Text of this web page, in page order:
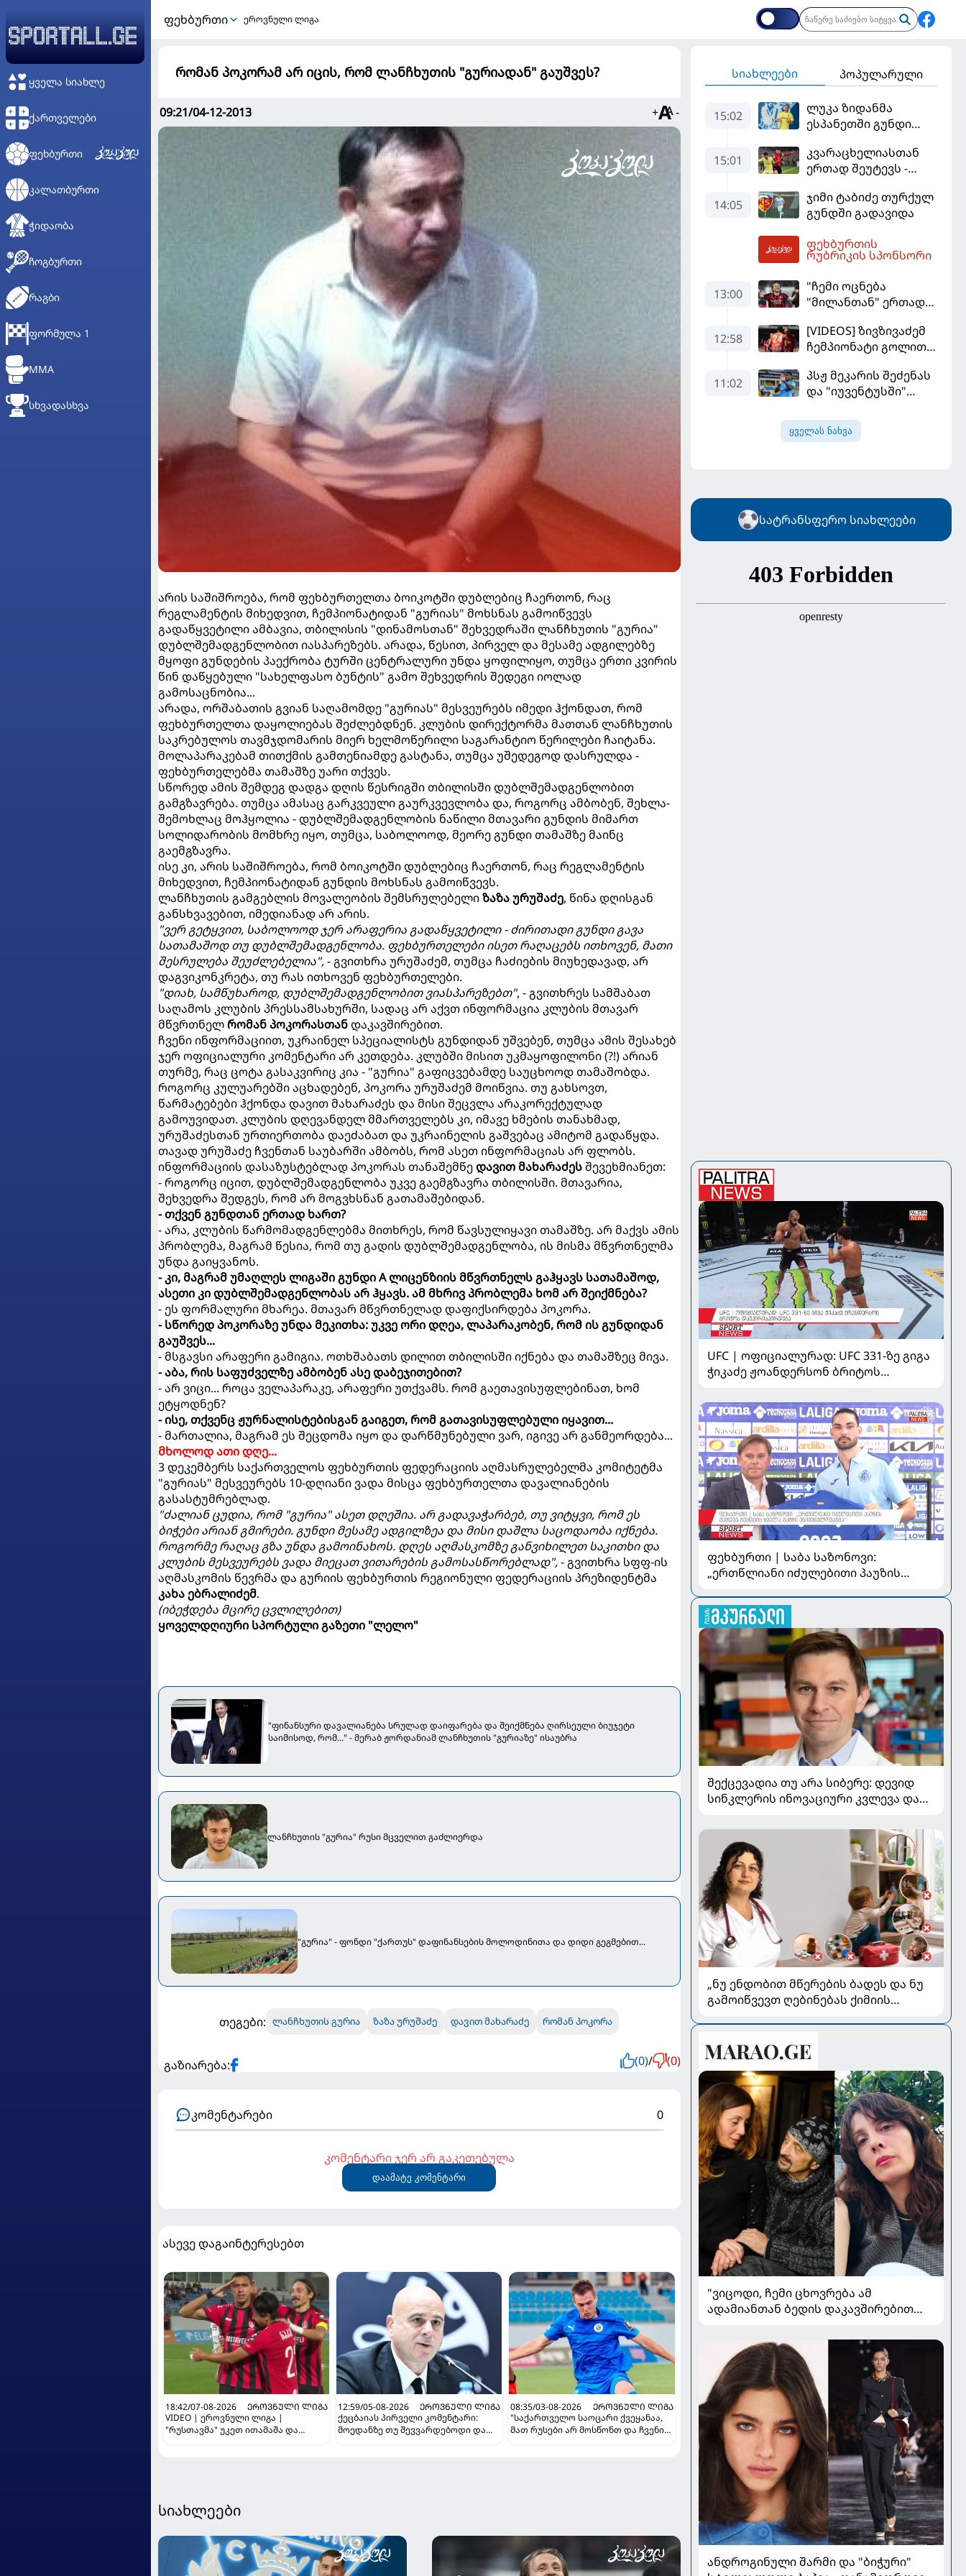
ᲧᲕᲔᲚᲐ ᲡᲘᲐᲮᲚᲔ
ᲥᲐᲠᲗᲕᲔᲚᲔᲑᲘ
ᲤᲔᲮᲑᲣᲠᲗᲘ
ᲙᲐᲚᲐᲗᲑᲣᲠᲗᲘ
ᲭᲘᲓᲐᲝᲑᲐ
ᲩᲝᲒᲑᲣᲠᲗᲘ
ᲠᲐᲒᲑᲘ
ᲤᲝᲠᲛᲣᲚᲐ 1
MMA
ᲡᲮᲕᲐᲓᲐᲡᲮᲕᲐ
ᲤᲔᲮᲑᲣᲠᲗᲘ ეროვნული ლიგა
რომან პოკორამ არ იცის, რომ ლანჩხუთის "გურიადან" გაუშვეს?
09:21/04-12-2013 + -
არის საშიშროება, რომ ფეხბურთელთა ბოიკოტში დუბლებიც ჩაერთონ, რაც
რეგლამენტის მიხედვით, ჩემპიონატიდან "გურიას" მოხსნას გამოიწვევს
გადაწყვეტილი ამბავია, თბილისის "დინამოსთან" შეხვედრაში ლანჩხუთის "გურია"
დუბლშემადგენლობით იასპარეზებს. არადა, წესით, პირველ და მესამე ადგილებზე
მყოფი გუნდების პაექრობა ტურში ცენტრალური უნდა ყოფილიყო, თუმცა ერთი კვირის
წინ დაწყებული "სახელფასო ბუნტის" გამო შეხვედრის შედეგი იოლად
გამოსაცნობია...
არადა, ორშაბათის გვიან საღამომდე "გურიას" მესვეურებს იმედი ჰქონდათ, რომ
ფეხბურთელთა დაყოლიებას შეძლებდნენ. კლუბის დირექტორმა მათთან ლანჩხუთის
საკრებულოს თავმჯდომარის მიერ ხელმოწერილი საგარანტიო წერილები ჩაიტანა.
მოლაპარაკებამ თითქმის გამთენიამდე გასტანა, თუმცა უშედეგოდ დასრულდა -
ფეხბურთელებმა თამაშზე უარი თქვეს.
სწორედ ამის შემდეგ დადგა დღის წესრიგში თბილისში დუბლშემადგენლობით
გამგზავრება. თუმცა ამასაც გარკვეული გაურკვევლობა და, როგორც ამბობენ, შეხლა-
შემოხლაც მოჰყოლია - დუბლშემადგენლობის ნაწილი მთავარი გუნდის მიმართ
სოლიდარობის მომხრე იყო, თუმცა, საბოლოოდ, მეორე გუნდი თამაშზე მაინც
გაემგზავრა.
ისე კი, არის საშიშროება, რომ ბოიკოტში დუბლებიც ჩაერთონ, რაც რეგლამენტის
მიხედვით, ჩემპიონატიდან გუნდის მოხსნას გამოიწვევს.
ლანჩხუთის გამგებლის მოვალეობის შემსრულებელიზაზა ურუშაძე, წინა დღისგან
განსხვავებით, იმედიანად არ არის.
"ვერ გეტყვით, საბოლოოდ ჯერ არაფერია გადაწყვეტილი - ძირითადი გუნდი გავა
სათამაშოდ თუ დუბლშემადგენლობა. ფეხბურთელები ისეთ რაღაცებს ითხოვენ, მათი
შესრულება შეუძლებელია",- გვითხრა ურუშაძემ, თუმცა ჩაძიების მიუხედავად, არ
დაგვიკონკრეტა, თუ რას ითხოვენ ფეხბურთელები.
"დიახ, სამწუხაროდ, დუბლშემადგენლობით ვიასპარეზებთ", - გვითხრეს სამშაბათ
საღამოს კლუბის პრესსამსახურში, სადაც არ აქვთ ინფორმაცია კლუბის მთავარ
მწვრთნელრომან პოკორასთანდაკავშირებით.
ჩვენი ინფორმაციით, უკრაინელ სპეციალისტს გუნდიდან უშვებენ, თუმცა ამის შესახებ
ჯერ ოფიციალური კომენტარი არ კეთდება. კლუბში მისით უკმაყოფილონი (?!) არიან
თურმე, რაც ცოტა გასაკვირიც კია - "გურია" გაფიცვებამდე საუცხოოდ თამაშობდა.
როგორც კულუარებში აცხადებენ, პოკორა ურუშაძემ მოიწვია. თუ გახსოვთ,
წარმატებები ჰქონდა დავით მახარაძეს და მისი შეცვლა არაკორექტულად
გამოუვიდათ. კლუბის დღევანდელ მმართველებს კი, იმავე ხმების თანახმად,
ურუშაძესთან ურთიერთობა დაეძაბათ და უკრაინელის გაშვებაც ამიტომ გადაწყდა.
თავად ურუშაძე ჩვენთან საუბარში ამბობს, რომ ასეთ ინფორმაციას არ ფლობს.
ინფორმაციის დასაზუსტებლად პოკორას თანაშემწედავით მახარაძესშევეხმიანეთ:
- როგორც იცით, დუბლშემადგენლობა უკვე გაემგზავრა თბილისში. მთავარია,
შეხვედრა შედგეს, რომ არ მოგვხსნან გათამაშებიდან.
- თქვენ გუნდთან ერთად ხართ?
- არა, კლუბის წარმომადგენლებმა მითხრეს, რომ წავსულიყავი თამაშზე. არ მაქვს ამის
პრობლემა, მაგრამ წესია, რომ თუ გადის დუბლშემადგენლობა, ის მისმა მწვრთნელმა
უნდა გაიყვანოს.
- კი, მაგრამ უმაღლეს ლიგაში გუნდი A ლიცენზიის მწვრთნელს გაჰყავს სათამაშოდ,
ასეთი კი დუბლშემადგენლობას არ ჰყავს. ამ მხრივ პრობლემა ხომ არ შეიქმნება?
- ეს ფორმალური მხარეა. მთავარ მწვრთნელად დაფიქსირდება პოკორა.
- სწორედ პოკორაზე უნდა მეკითხა: უკვე ორი დღეა, ლაპარაკობენ, რომ ის გუნდიდან
გაუშვეს...
- მსგავსი არაფერი გამიგია. ოთხშაბათს დილით თბილისში იქნება და თამაშზეც მივა.
- აბა, რის საფუძველზე ამბობენ ასე დაბეჯითებით?
- არ ვიცი... როცა ველაპარაკე, არაფერი უთქვამს. რომ გაეთავისუფლებინათ, ხომ
ეტყოდნენ?
- ისე, თქვენც ჟურნალისტებისგან გაიგეთ, რომ გათავისუფლებული იყავით...
- მართალია, მაგრამ ეს შეცდომა იყო და დარწმუნებული ვარ, იგივე არ განმეორდება...
მხოლოდ ათი დღე...
3 დეკემბერს საქართველოს ფეხბურთის ფედერაციის აღმასრულებელმა კომიტეტმა
"გურიას" მესვეურებს 10-დღიანი ვადა მისცა ფეხბურთელთა დავალიანების
გასასტუმრებლად.
"ძალიან ცუდია, რომ "გურია" ასეთ დღეშია. არ გადავაჭარბებ, თუ ვიტყვი, რომ ეს
ბიჭები არიან გმირები. გუნდი მესამე ადგილზეა და მისი დაშლა საცოდაობა იქნება.
როგორმე რაღაც გზა უნდა გამოინახოს. დღეს აღმასკომზე განვიხილეთ საკითხი და
კლუბის მესვეურებს ვადა მიეცათ ვითარების გამოსასწორებლად",- გვითხრა სფფ-ის
აღმასკომის წევრმა და გურიის ფეხბურთის რეგიონული ფედერაციის პრეზიდენტმა
კახა ებრალიძემ.
(იბეჭდება მცირე ცვლილებით)
ყოველდღიური სპორტული გაზეთი "ლელო"
"ფინანსური დავალიანება სრულად დაიფარება და შეიქმნება ღირსეული ბიუჯეტი
საიმისოდ, რომ..." - მერაბ ჟორდანიამ ლანჩხუთის "გურიაზე" ისაუბრა
ლანჩხუთის "გურია" რუსი მცველით გაძლიერდა
"გურია" - ფონდი "ქართუს" დაფინანსების მოლოდინითა და დიდი გეგმებით...
თეგები: ლანჩხუთის გურია ზაზა ურუშაძე დავით მახარაძე რომან პოკორა
გაზიარება: (0)/ (0)
კომენტარები 0
კომენტარი ჯერ არ გაკეთებულა
დაამატე კომენტარი
ასევე დაგაინტერესებთ
18:42/07-08-2026
ᲔᲠᲝᲕᲜᲣᲚᲘ ᲚᲘᲒᲐ
VIDEO | ეროვნული ლიგა |
"რუსთავმა" უკეთ ითამაშა და
12:59/05-08-2026
ᲔᲠᲝᲕᲜᲣᲚᲘ ᲚᲘᲒᲐ
ქეცბაიას პირველი კომენტარი:
მოედანზე თუ შევვარდებოდი და
08:35/03-08-2026
ᲔᲠᲝᲕᲜᲣᲚᲘ ᲚᲘᲒᲐ
"საქართველო საოცარი ქვეყანაა,
მათ რუსები არ მოსწონთ და ჩვენი
სიახლეები
სიახლეები პოპულარული
15:02
ლუკა ზიდანმა
ესპანეთში გუნდი
15:01
კვარაცხელიასთან
ერთად შეუტევს -
მალე პსჟ-ს
ფეხბურთელი
14:05
ჯიმი ტაბიძე თურქულ
გუნდში გადავიდა
ფეხბურთის
რუბრიკის სპონსორი
13:00
"ჩემი ოცნება
"მილანთან" ერთად
მოდრიჩმა
"როსონერიში" თავის
12:58
[VIDEOS] ზივზივაძემ
ჩემპიონატი გოლით,
გამარჯვებით დაიწყო
11:02
პსჟ მეკარის შეძენას
და "იუვენტუსში"
აპირებს
ყველას ნახვა
სატრანსფერო სიახლეები
UFC | ოფიციალურად: UFC 331-ზე გიგა
ჭიკაძე ჟოანდერსონ ბრიტოს
ფეხბურთი | საბა საზონოვი:
„ერთწლიანი იძულებითი პაუზის
მნიშვნელოვანია“
შექცევადია თუ არა სიბერე: დევიდ
სინკლერის ინოვაციური კვლევა და
„ნუ ენდობით მწერების ბადეს და ნუ
გამოიწვევთ ღებინებას ქიმიის
პედიატრ სალომე ახვლედიანის
რჩევები
"ვიცოდი, ჩემი ცხოვრება ამ
ადამიანთან ბედის დაკავშირებით
ჟვანია დატო ევგენიძესთან
ქორწინებასა და ოჯახზე
ანდროგინული შარმი და "ბიჭური"